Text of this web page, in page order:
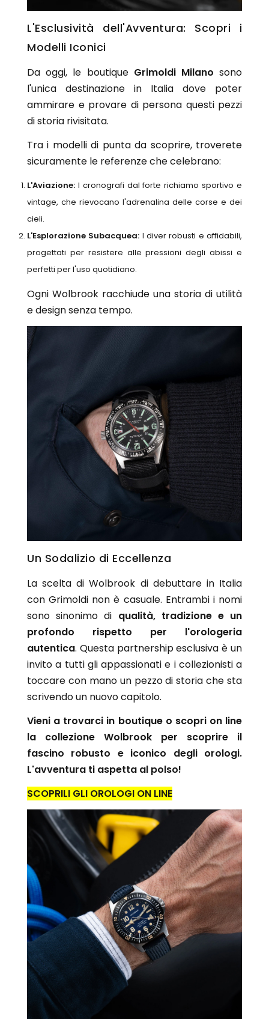
L'Esclusività dell'Avventura: Scopri i
Modelli Iconici
Da oggi, le boutique Grimoldi Milano sono
l'unica destinazione in Italia dove poter
ammirare e provare di persona questi pezzi
di storia rivisitata.
Tra i modelli di punta da scoprire, troverete
sicuramente le referenze che celebrano:
L'Aviazione: I cronografi dal forte richiamo sportivo e
vintage, che rievocano l'adrenalina delle corse e dei
cieli.
L'Esplorazione Subacquea: I diver robusti e affidabili,
progettati per resistere alle pressioni degli abissi e
perfetti per l'uso quotidiano.
Ogni Wolbrook racchiude una storia di utilità
e design senza tempo.
Un Sodalizio di Eccellenza
La scelta di Wolbrook di debuttare in Italia
con Grimoldi non è casuale. Entrambi i nomi
sono sinonimo di qualità, tradizione e un
profondo rispetto per l'orologeria
autentica. Questa partnership esclusiva è un
invito a tutti gli appassionati e i collezionisti a
toccare con mano un pezzo di storia che sta
scrivendo un nuovo capitolo.
Vieni a trovarci in boutique o scopri on line
la collezione Wolbrook per scoprire il
fascino robusto e iconico degli orologi.
L'avventura ti aspetta al polso!
SCOPRILI GLI OROLOGI ON LINE